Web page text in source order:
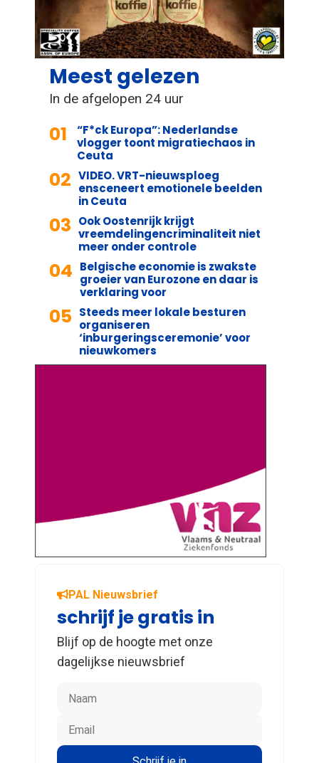
Meest gelezen
In de afgelopen 24 uur
01
“F*ck Europa”: Nederlandse
vlogger toont migratiechaos in
Ceuta
02 VIDEO. VRT-nieuwsploeg
ensceneert emotionele beelden
in Ceuta
03 Ook Oostenrijk krijgt
vreemdelingencriminaliteit niet
meer onder controle
04 Belgische economie is zwakste
groeier van Eurozone en daar is
verklaring voor
05 Steeds meer lokale besturen
organiseren
‘inburgeringsceremonie’ voor
nieuwkomers
PAL Nieuwsbrief
schrijf je gratis in
Blijf op de hoogte met onze
dagelijkse nieuwsbrief